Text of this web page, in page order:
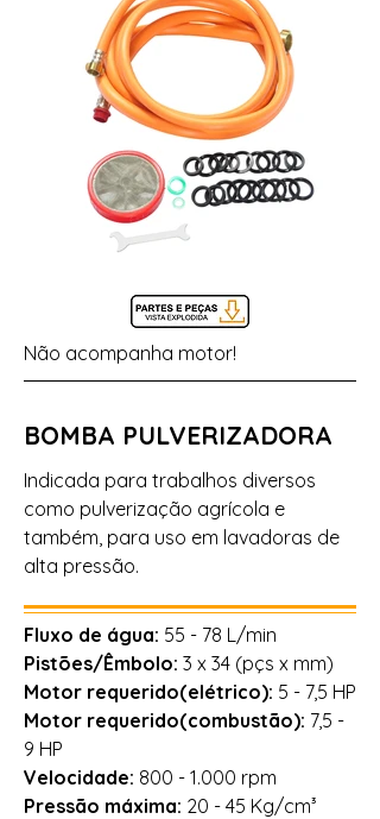
Não acompanha motor!
BOMBA PULVERIZADORA
Indicada para trabalhos diversos
como pulverização agrícola e
também, para uso em lavadoras de
alta pressão.
Fluxo de água: 55 - 78 L/min
Pistões/Êmbolo: 3 x 34 (pçs x mm)
Motor requerido(elétrico): 5 - 7,5 HP
Motor requerido(combustão): 7,5 -
9 HP
Velocidade: 800 - 1.000 rpm
Pressão máxima: 20 - 45 Kg/cm³